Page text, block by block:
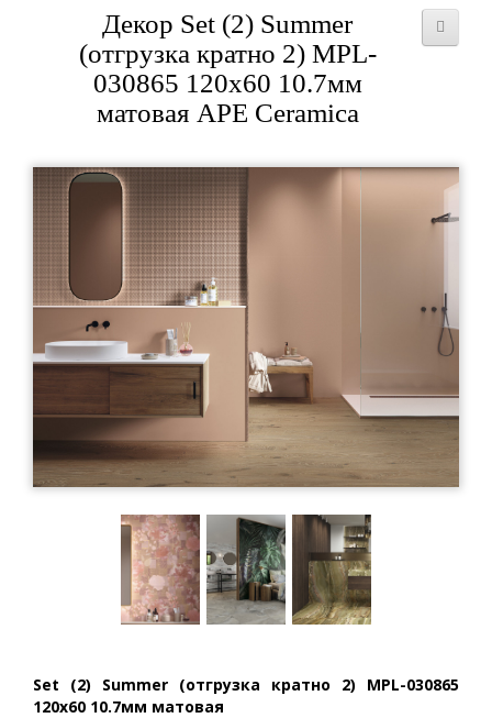
Декор Set (2) Summer
(отгрузка кратно 2) MPL-
030865 120x60 10.7мм
матовая APE Ceramica
Set (2) Summer (отгрузка кратно 2) MPL-030865
120x60 10.7мм матовая